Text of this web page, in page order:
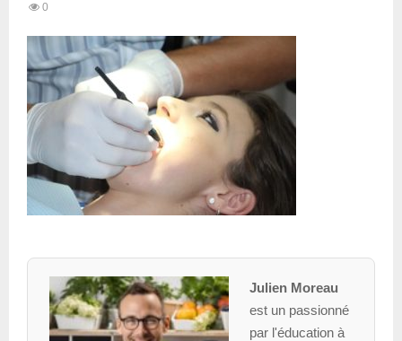
0
Julien Moreau
est un passionné
par l'éducation à